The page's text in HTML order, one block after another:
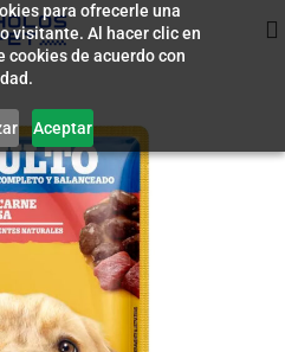
para ofrecerle una
visitante. Al hacer clic en
cookies de acuerdo con
Aceptar